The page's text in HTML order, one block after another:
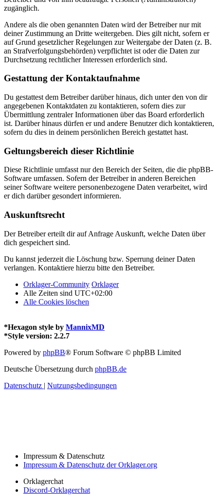
zugänglich.
Andere als die oben genannten Daten wird der Betreiber nur mit
deiner Zustimmung an Dritte weitergeben. Dies gilt nicht, sofern er
auf Grund gesetzlicher Regelungen zur Weitergabe der Daten (z. B.
an Strafverfolgungsbehörden) verpflichtet ist oder die Daten zur
Durchsetzung rechtlicher Interessen erforderlich sind.
Gestattung der Kontaktaufnahme
Du gestattest dem Betreiber darüber hinaus, dich unter den von dir
angegebenen Kontaktdaten zu kontaktieren, sofern dies zur
Übermittlung zentraler Informationen über das Board erforderlich
ist. Darüber hinaus dürfen er und andere Benutzer dich kontaktieren,
sofern du dies in deinem persönlichen Bereich gestattet hast.
Geltungsbereich dieser Richtlinie
Diese Richtlinie umfasst nur den Bereich der Seiten, die die phpBB-
Software umfassen. Sofern der Betreiber in anderen Bereichen
seiner Software weitere personenbezogene Daten verarbeitet, wird
er dich darüber gesondert informieren.
Auskunftsrecht
Der Betreiber erteilt dir auf Anfrage Auskunft, welche Daten über
dich gespeichert sind.
Du kannst jederzeit die Löschung bzw. Sperrung deiner Daten
verlangen. Kontaktiere hierzu bitte den Betreiber.
Orklager-Community Orklager
Alle Zeiten sind UTC+02:00
Alle Cookies löschen
*Hexagon style by MannixMD
*Style version: 2.2.7
Powered by phpBB® Forum Software © phpBB Limited
Deutsche Übersetzung durch phpBB.de
Datenschutz | Nutzungsbedingungen
Impressum & Datenschutz
Impressum & Datenschutz der Orklager.org
Orklagerchat
Discord-Orklagerchat